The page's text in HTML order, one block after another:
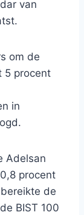
van
om de
5 procent
in
Adelsan
procent
de
BIST 100